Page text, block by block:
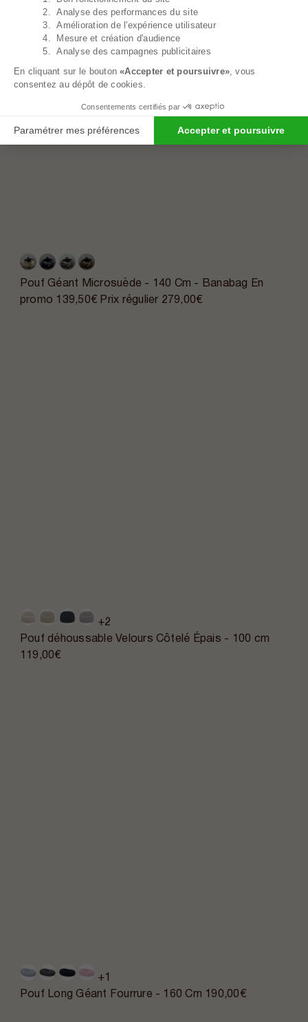
Pouf Géant Microsuède - 140 Cm - Banabag
En
promo
139,50€ Prix régulier 279,00€
+2
Pouf déhoussable Velours Côtelé Épais - 100 cm
119,00€
+1
Pouf Long Géant Fourrure - 160 Cm 190,00€
2. Analyse des performances du site
3. Amélioration de l'expérience utilisateur
4. Mesure et création d'audience
5. Analyse des campagnes publicitaires
En cliquant sur le bouton«Accepter et poursuivre» , vous
consentez au dépôt de cookies.
Consentements certifiés par
Paramétrer mes préférences Accepter et poursuivre